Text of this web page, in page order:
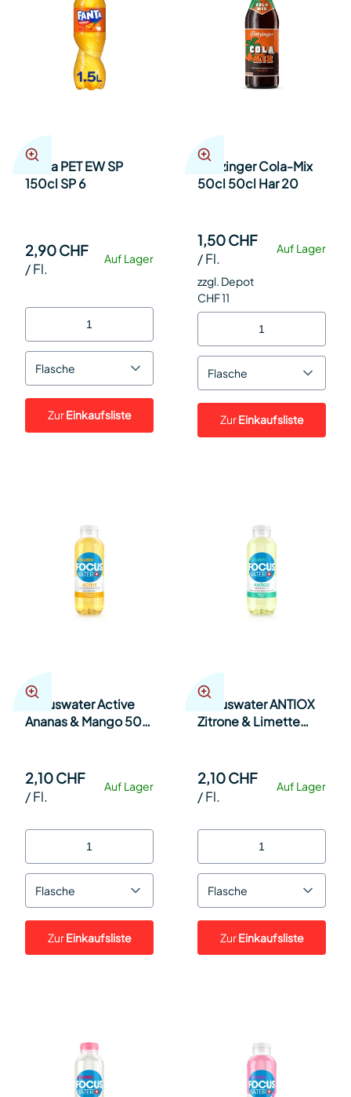
Fanta PET EW SP
150cl SP 6
Auf Lager
2,90 CHF
/Fl.
Flasche
ZurEinkaufsliste
Flötzinger Cola-Mix
50cl 50cl Har 20
Auf Lager
1,50 CHF
/Fl.
zzgl. Depot
CHF 11
Flasche
ZurEinkaufsliste
Focuswater Active
Ananas & Mango 50cl
Auf Lager
2,10 CHF
/Fl.
Flasche
ZurEinkaufsliste
Focuswater ANTIOX
Zitrone & Limette
Auf Lager
2,10 CHF
/Fl.
Flasche
ZurEinkaufsliste